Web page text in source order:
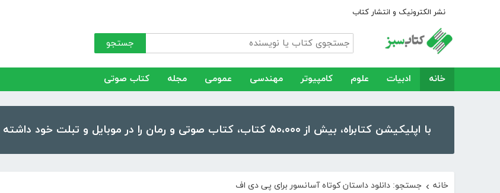
نشر الکترونیک و انتشار کتاب
جستجو
خانه ادبیات علوم کامپیوتر مهندسی عمومی مجله کتاب صوتی
با اپلیکیشن کتابراه، بیش از ۵۰،۰۰۰ کتاب، کتاب صوتی و رمان را در موبایل و تبلت خود داشته باشید!
خانه › جستجو: دانلود داستان کوتاه آسانسور برای پی دی اف